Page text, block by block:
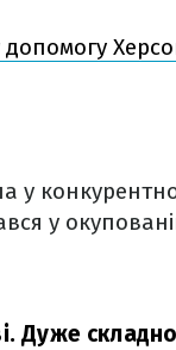
допомогу
у
у
Дуже